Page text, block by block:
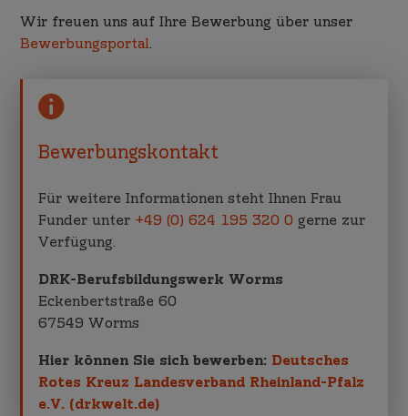
Wir freuen uns auf Ihre Bewerbung über unser
Bewerbungsportal.
Bewerbungskontakt
Für weitere Informationen steht Ihnen Frau
Funder unter +49 (0) 624 195 320 0 gerne zur
Verfügung.
DRK-Berufsbildungswerk Worms
Eckenbertstraße 60
67549 Worms
Hier können Sie sich bewerben: Deutsches
Rotes Kreuz Landesverband Rheinland-Pfalz
e.V. (drkwelt.de)